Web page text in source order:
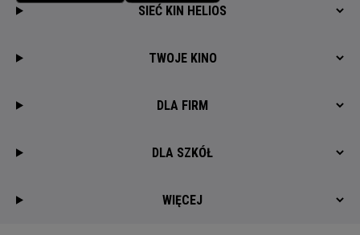
SIEĆ KIN HELIOS
TWOJE KINO
DLA FIRM
DLA SZKÓŁ
WIĘCEJ